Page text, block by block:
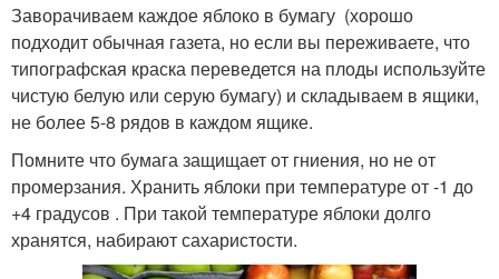
Заворачиваем каждое яблоко в бумагу (хорошо
подходит обычная газета, но если вы переживаете, что
типографская краска переведется на плоды используйте
чистую белую или серую бумагу) и складываем в ящики,
не более 5-8 рядов в каждом ящике.
Помните что бумага защищает от гниения, но не от
промерзания. Хранить яблоки при температуре от -1 до
+4 градусов . При такой температуре яблоки долго
хранятся, набирают сахаристости.